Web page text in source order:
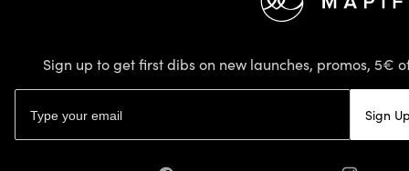
Sign up to get first dibs on new launches, promos, 5€
Sign